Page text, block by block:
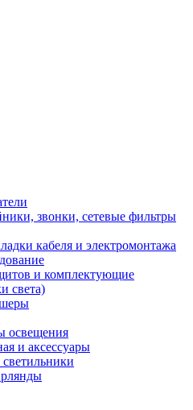
звонки, сетевые фильтры
кабеля и электромонтажа
и комплектующие
света)
освещения
и аксессуары